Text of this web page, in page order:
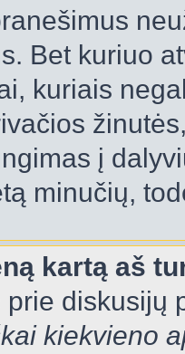
Bet kuriuo
kuriais
į
minučių,
kartą aš
prie diskusijų
kiekvieno